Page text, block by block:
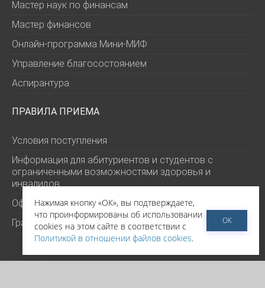
Мастер наук по финансам
Мастер финансов
Онлайн-программа Мини-МИФ
Управление благосостоянием
Аспирантура
ПРАВИЛА ПРИЕМА
Условия поступления
Информация для абитуриентов и студентов с
ограниченными возможностями здоровья и
инвалидов
Официальные документы
Гранты и стоимость
Нажимая кнопку «ОК», вы подтверждаете,
что проинформированы об использовании
cookies на этом сайте в соответствии с
Политикой в отношении файлов cookies.
ОК